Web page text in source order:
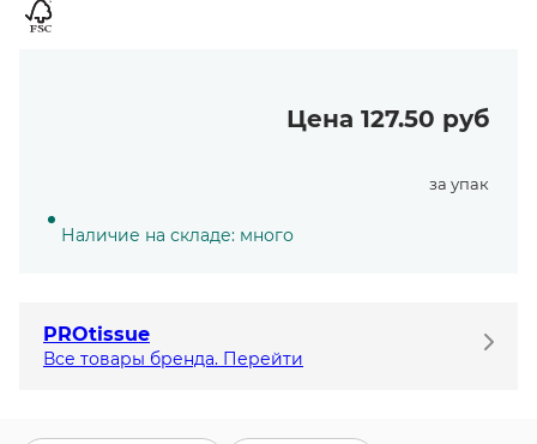
Цена 127.50 руб
за упак
Наличие на складе: много
PROtissue
Все товары бренда. Перейти